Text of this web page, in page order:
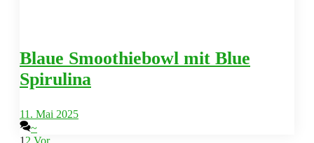
Blaue Smoothiebowl mit Blue
Spirulina
11. Mai 2025
~
1 2 Vor